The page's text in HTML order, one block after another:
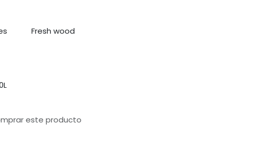
Fresh wood
este producto